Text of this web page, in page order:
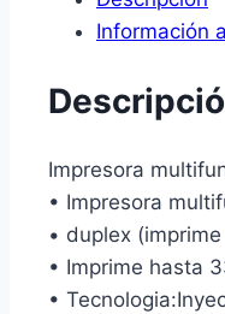
Información
Impresora
• Impresora
• duplex
• Imprime hasta
•